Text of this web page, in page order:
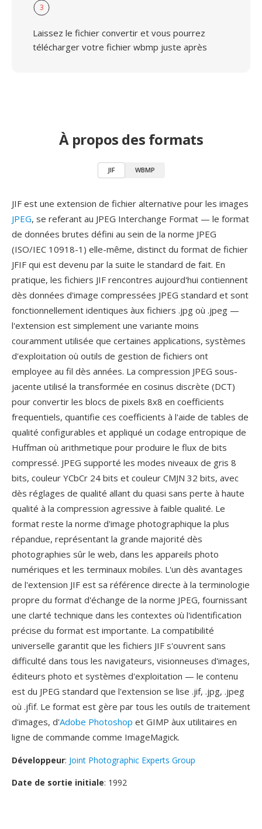
3
Laissez le fichier convertir et vous pourrez
télécharger votre fichier wbmp juste après
À propos des formats
JIF WBMP
JIF est une extension de fichier alternative pour les images
JPEG, se referant au JPEG Interchange Format — le format
de données brutes défini au sein de la norme JPEG
(ISO/IEC 10918-1) elle-même, distinct du format de fichier
JFIF qui est devenu par la suite le standard de fait. En
pratique, les fichiers JIF rencontres aujourd'hui contiennent
dès données d'image compressées JPEG standard et sont
fonctionnellement identiques àux fichiers .jpg où .jpeg —
l'extension est simplement une variante moins
couramment utilisée que certaines applications, systèmes
d'exploitation où outils de gestion de fichiers ont
employee au fil dès années. La compression JPEG sous-
jacente utilisé la transformée en cosinus discrète (DCT)
pour convertir les blocs de pixels 8x8 en coefficients
frequentiels, quantifie ces coefficients à l'aide de tables de
qualité configurables et appliqué un codage entropique de
Huffman où arithmetique pour produire le flux de bits
compressé. JPEG supporté les modes niveaux de gris 8
bits, couleur YCbCr 24 bits et couleur CMJN 32 bits, avec
dès réglages de qualité allant du quasi sans perte à haute
qualité à la compression agressive à faible qualité. Le
format reste la norme d'image photographique la plus
répandue, représentant la grande majorité dès
photographies sûr le web, dans les appareils photo
numériques et les terminaux mobiles. L'un dès avantages
de l'extension JIF est sa référence directe à la terminologie
propre du format d'échange de la norme JPEG, fournissant
une clarté technique dans les contextes où l'identification
précise du format est importante. La compatibilité
universelle garantit que les fichiers JIF s'ouvrent sans
difficulté dans tous les navigateurs, visionneuses d'images,
éditeurs photo et systèmes d'exploitation — le contenu
est du JPEG standard que l'extension se lise .jif, .jpg, .jpeg
où .jfif. Le format est gère par tous les outils de traitement
d'images, d'Adobe Photoshop et GIMP àux utilitaires en
ligne de commande comme ImageMagick.
Développeur: Joint Photographic Experts Group
Date de sortie initiale: 1992